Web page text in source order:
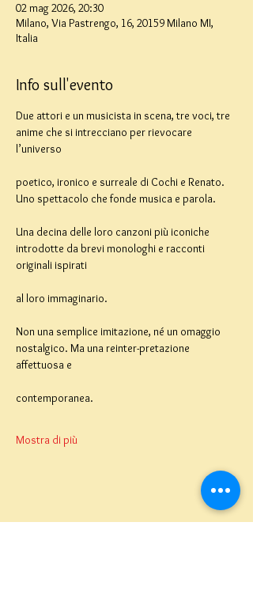
02 mag 2026, 20:30
Milano, Via Pastrengo, 16, 20159 Milano MI,
Italia
Info sull'evento
Due attori e un musicista in scena, tre voci, tre
anime che si intrecciano per rievocare
l’universo
poetico, ironico e surreale di Cochi e Renato.
Uno spettacolo che fonde musica e parola.
Una decina delle loro canzoni più iconiche
introdotte da brevi monologhi e racconti
originali ispirati
al loro immaginario.
Non una semplice imitazione, né un omaggio
nostalgico. Ma una reinter-pretazione
affettuosa e
contemporanea.
Mostra di più